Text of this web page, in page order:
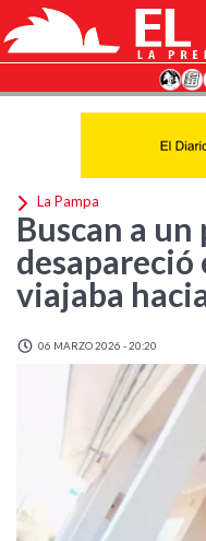
La Pampa
Buscan a
desapareció
viajaba
06 MARZO 2026 - 20:20